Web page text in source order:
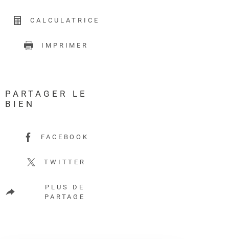
CALCULATRICE
IMPRIMER
PARTAGER LE
BIEN
FACEBOOK
TWITTER
PLUS DE
PARTAGE